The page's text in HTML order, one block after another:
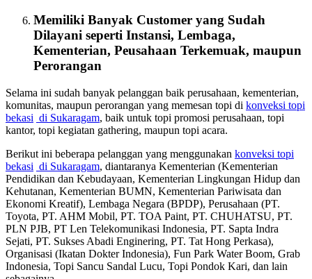
Memiliki Banyak Customer yang Sudah
Dilayani seperti Instansi, Lembaga,
Kementerian, Peusahaan Terkemuak, maupun
Perorangan
Selama ini sudah banyak pelanggan baik perusahaan, kementerian,
komunitas, maupun perorangan yang memesan topi di konveksi topi
bekasi di Sukaragam, baik untuk topi promosi perusahaan, topi
kantor, topi kegiatan gathering, maupun topi acara.
Berikut ini beberapa pelanggan yang menggunakan konveksi topi
bekasi di Sukaragam, diantaranya Kementerian (Kementerian
Pendidikan dan Kebudayaan, Kementerian Lingkungan Hidup dan
Kehutanan, Kementerian BUMN, Kementerian Pariwisata dan
Ekonomi Kreatif), Lembaga Negara (BPDP), Perusahaan (PT.
Toyota, PT. AHM Mobil, PT. TOA Paint, PT. CHUHATSU, PT.
PLN PJB, PT Len Telekomunikasi Indonesia, PT. Sapta Indra
Sejati, PT. Sukses Abadi Enginering, PT. Tat Hong Perkasa),
Organisasi (Ikatan Dokter Indonesia), Fun Park Water Boom, Grab
Indonesia, Topi Sancu Sandal Lucu, Topi Pondok Kari, dan lain